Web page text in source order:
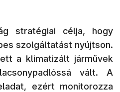
stratégiai célja, hogy
szolgáltatást nyújtson.
a klimatizált járművek
vált. A
ezért monitorozza